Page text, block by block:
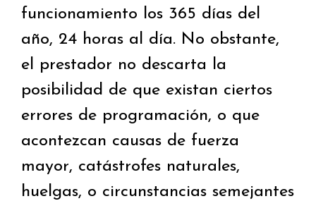
funcionamiento los 365 días del
año, 24 horas al día. No obstante,
el prestador no descarta la
posibilidad de que existan ciertos
errores de programación, o que
acontezcan causas de fuerza
mayor, catástrofes naturales,
huelgas, o circunstancias semejantes